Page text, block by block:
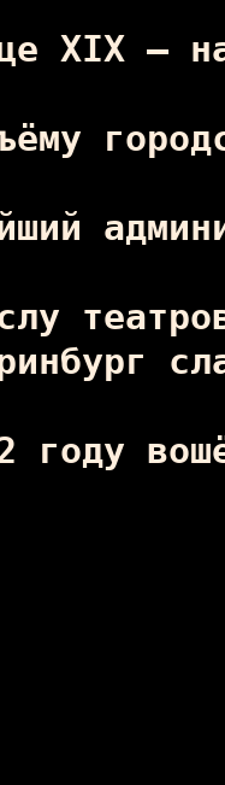
XIX —
году